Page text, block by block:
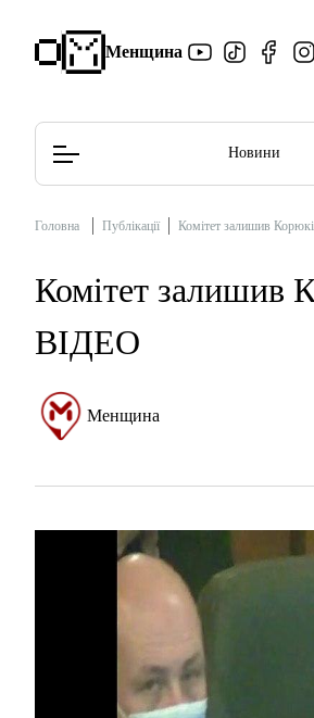
Менщина
Редакційна політика
Новини
Головна Публікації Комітет залишив
Комітет залишив
ВІДЕО
Менщина